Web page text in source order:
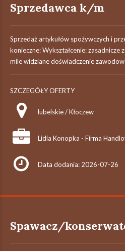
Sprzedawca k/m
Sprzedaż artykułów spożywczych i
konieczne: Wykształcenie: zasadnicze
mile widziane doświadczenie
SZCZEGÓŁY OFERTY
lubelskie / Kłoczew
Lidia Konopka - Firma
Data dodania: 2026-07-26
Spawacz/